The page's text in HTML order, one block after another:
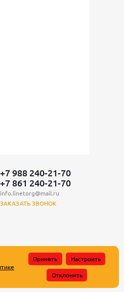
+7 988 240-21-70
+7 861 240-21-70
info.linetorg@mail.ru
ЗАКАЗАТЬ ЗВОНОК
Федерации.
Принять
Настроить
Отклонить